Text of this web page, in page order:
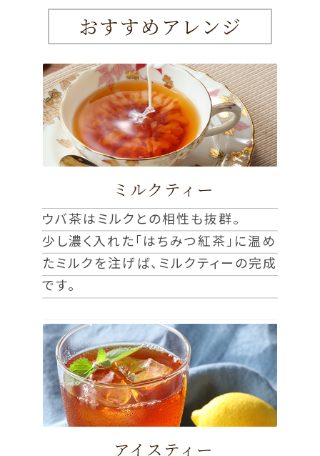
おすすめアレンジ
ミルクティー
ウバ茶はミルクとの相性も抜群。
少し濃く入れた「はちみつ紅茶」に温め
たミルクを注げば、ミルクティーの完成
です。
アイスティー